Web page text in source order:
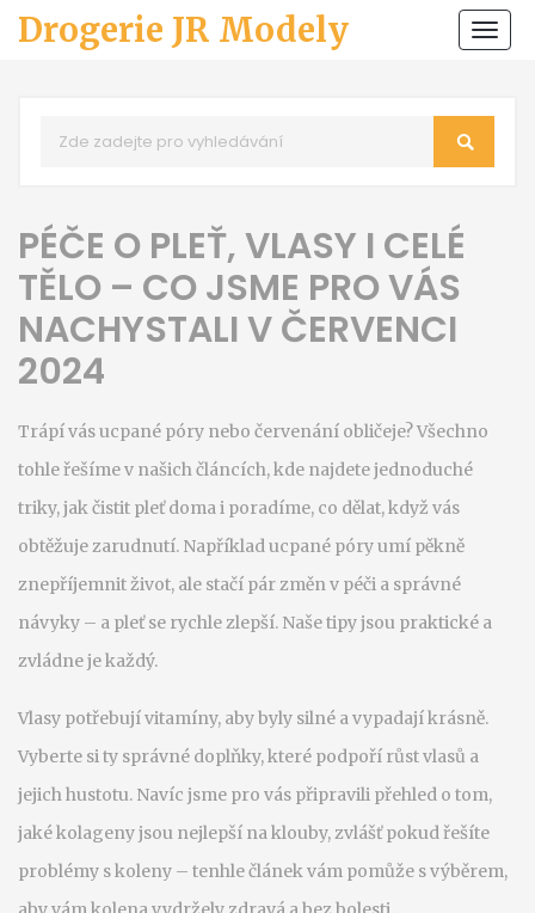
Drogerie JR Modely
PÉČE O PLEŤ, VLASY I CELÉ
TĚLO – CO JSME PRO VÁS
NACHYSTALI V ČERVENCI
2024
Trápí vás ucpané póry nebo červenání obličeje? Všechno
tohle řešíme v našich článcích, kde najdete jednoduché
triky, jak čistit pleť doma i poradíme, co dělat, když vás
obtěžuje zarudnutí. Například ucpané póry umí pěkně
znepříjemnit život, ale stačí pár změn v péči a správné
návyky – a pleť se rychle zlepší. Naše tipy jsou praktické a
zvládne je každý.
Vlasy potřebují vitamíny, aby byly silné a vypadají krásně.
Vyberte si ty správné doplňky, které podpoří růst vlasů a
jejich hustotu. Navíc jsme pro vás připravili přehled o tom,
jaké kolageny jsou nejlepší na klouby, zvlášť pokud řešíte
problémy s koleny – tenhle článek vám pomůže s výběrem,